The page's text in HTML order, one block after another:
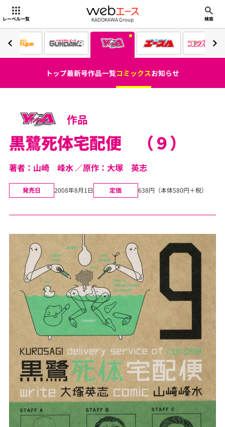
レーベル一覧 webエース
KADOKAWA Group 検索
トップ最新号作品一覧コミックスお知らせ
作品
黒鷺死体宅配便 （９）
著者：山崎 峰水 原作：大塚 英志
発売日 2008年8月1日 定価 638円（本体580円＋税）